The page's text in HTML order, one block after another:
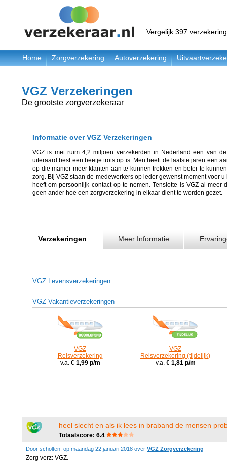
Vergelijk 397
Home Zorgverzekering Autoverzekering
VGZ Verzekeringen
De grootste zorgverzekeraar
Informatie over VGZ Verzekeringen
VGZ is met ruim 4,2 miljoen verzekerden in Nederland een van
uiteraard best een beetje trots op is. Men heeft de laatste jaren een
op die manier meer klanten aan te kunnen trekken en beter te
zorg. Bij VGZ staan de medewerkers op ieder gewenst moment voor
heeft om persoonlijk contact op te nemen. Tenslotte is VGZ al
geen ander hoe een zorgverzekering in elkaar dient te worden gezet.
Verzekeringen Meer Informatie
VGZ Levensverzekeringen
VGZ Vakantieverzekeringen
VGZ
Reisverzekering
v.a. € 1,99 p/m
VGZ
Reisverzekering (tijdelijk)
v.a. € 1,81 p/m
heel slecht en als ik lees in braband de mensen
Totaalscore: 6.4
Door scholten. op maandag 22 januari 2018 over VGZ Zorgverzekering
Zorg verz: VGZ.